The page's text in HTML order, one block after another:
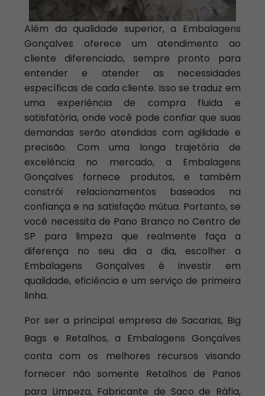
Além da qualidade superior, a Embalagens
Gonçalves oferece um atendimento ao
cliente diferenciado, sempre pronto para
entender e atender as necessidades
específicas de cada cliente. Isso se traduz em
uma experiência de compra fluida e
satisfatória, onde você pode confiar que suas
demandas serão atendidas com agilidade e
precisão. Com uma longa trajetória de
excelência no mercado, a Embalagens
Gonçalves fornece produtos, e também
constrói relacionamentos baseados na
confiança e na satisfação mútua. Portanto, se
você necessita de Pano Branco no Centro de
SP para limpeza que realmente faça a
diferença no seu dia a dia, escolher a
Embalagens Gonçalves é investir em
qualidade, eficiência e um serviço de primeira
linha.
Por ser a principal empresa de Sacarias, Big
Bags e Retalhos, a Embalagens Gonçalves
conta com os melhores recursos visando
fornecer não somente Retalhos de Panos
para Limpeza, Fabricante de Saco de Ráfia,